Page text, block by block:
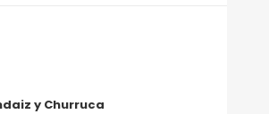
y Churruca